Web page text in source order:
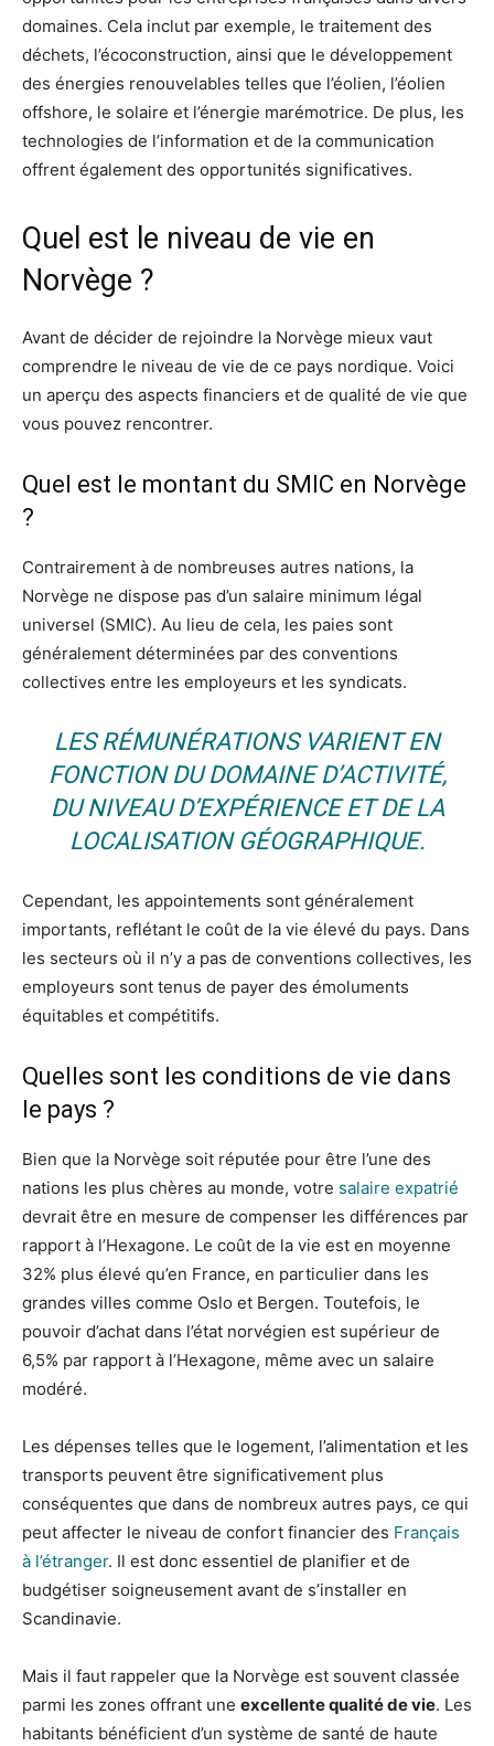
domaines. Cela inclut par exemple, le traitement des
déchets, l’écoconstruction, ainsi que le développement
des énergies renouvelables telles que l’éolien, l’éolien
offshore, le solaire et l’énergie marémotrice. De plus, les
technologies de l’information et de la communication
offrent également des opportunités significatives.
Quel est le niveau de vie en
Norvège ?
Avant de décider de rejoindre la Norvège mieux vaut
comprendre le niveau de vie de ce pays nordique. Voici
un aperçu des aspects financiers et de qualité de vie que
vous pouvez rencontrer.
Quel est le montant du SMIC en Norvège
?
Contrairement à de nombreuses autres nations, la
Norvège ne dispose pas d’un salaire minimum légal
universel (SMIC). Au lieu de cela, les paies sont
généralement déterminées par des conventions
collectives entre les employeurs et les syndicats.
LES RÉMUNÉRATIONS VARIENT EN
FONCTION DU DOMAINE D’ACTIVITÉ,
DU NIVEAU D’EXPÉRIENCE ET DE LA
LOCALISATION GÉOGRAPHIQUE.
Cependant, les appointements sont généralement
importants, reflétant le coût de la vie élevé du pays. Dans
les secteurs où il n’y a pas de conventions collectives, les
employeurs sont tenus de payer des émoluments
équitables et compétitifs.
Quelles sont les conditions de vie dans
le pays ?
Bien que la Norvège soit réputée pour être l’une des
nations les plus chères au monde, votre salaire expatrié
devrait être en mesure de compenser les différences par
rapport à l’Hexagone. Le coût de la vie est en moyenne
32% plus élevé qu’en France, en particulier dans les
grandes villes comme Oslo et Bergen. Toutefois, le
pouvoir d’achat dans l’état norvégien est supérieur de
6,5% par rapport à l’Hexagone, même avec un salaire
modéré.
Les dépenses telles que le logement, l’alimentation et les
transports peuvent être significativement plus
conséquentes que dans de nombreux autres pays, ce qui
peut affecter le niveau de confort financier des Français
à l’étranger. Il est donc essentiel de planifier et de
budgétiser soigneusement avant de s’installer en
Scandinavie.
Mais il faut rappeler que la Norvège est souvent classée
parmi les zones offrant une excellente qualité de vie. Les
habitants bénéficient d’un système de santé de haute